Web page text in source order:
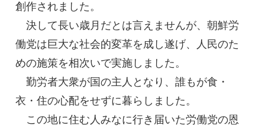
創作されました。
決して長い歳月だとは言えませんが、朝鮮労
働党は巨大な社会的変革を成し遂げ、人民のた
めの施策を相次いで実施しました。
勤労者大衆が国の主人となり、誰もが食・
衣・住の心配をせずに暮らしました。
この地に住む人みなに行き届いた労働党の恩